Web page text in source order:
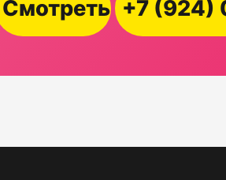
Смотреть +7 (924)